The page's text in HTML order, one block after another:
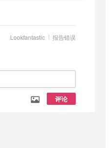
报告错误
Lookfantastic
评论